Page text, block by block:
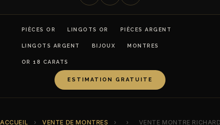
PIÈCES OR LINGOTS OR PIÈCES ARGENT
LINGOTS ARGENT BIJOUX MONTRES
OR 18 CARATS
ESTIMATION GRATUITE
ACCUEIL › VENTE DE MONTRES › › VENTE MONTRE